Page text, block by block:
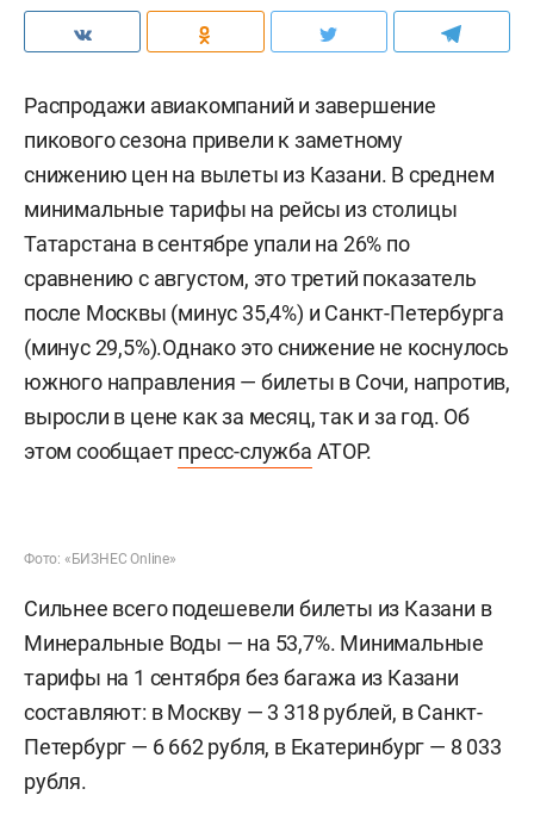
Распродажи авиакомпаний и завершение
пикового сезона привели к заметному
снижению цен на вылеты из Казани. В среднем
минимальные тарифы на рейсы из столицы
Татарстана в сентябре упали на 26% по
сравнению с августом, это третий показатель
после Москвы (минус 35,4%) и Санкт-Петербурга
(минус 29,5%).Однако это снижение не коснулось
южного направления — билеты в Сочи, напротив,
выросли в цене как за месяц, так и за год. Об
этом сообщаетпресс-служба АТОР.